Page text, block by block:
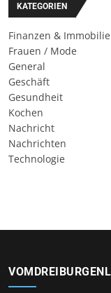
KATEGORIEN
Finanzen &
Frauen / Mode
General
Geschäft
Gesundheit
Kochen
Nachricht
Nachrichten
Technologie